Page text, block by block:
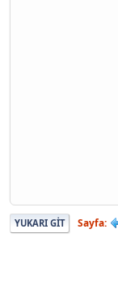
YUKARI GIT Sayfa